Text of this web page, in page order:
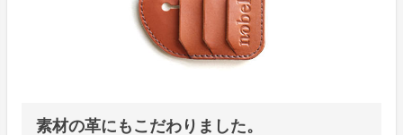
素材の革にもこだわりました。